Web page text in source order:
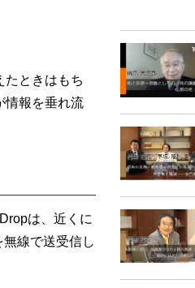
ときはもち
情報を垂れ流
は、近くに
線で送受信し